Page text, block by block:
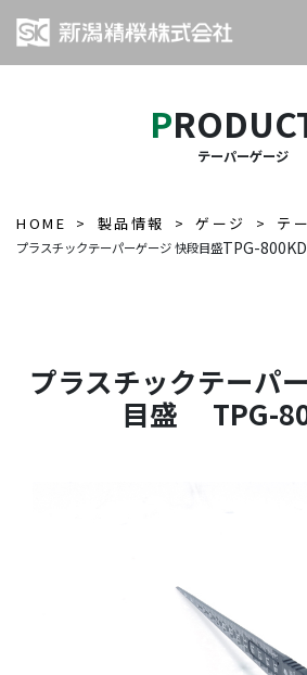
テーパーゲージ
HOME 製品情報 ゲージ テ
プラスチックテーパーゲージ 快段目盛TPG-800KD
プラスチックテーパ
目盛 TPG-